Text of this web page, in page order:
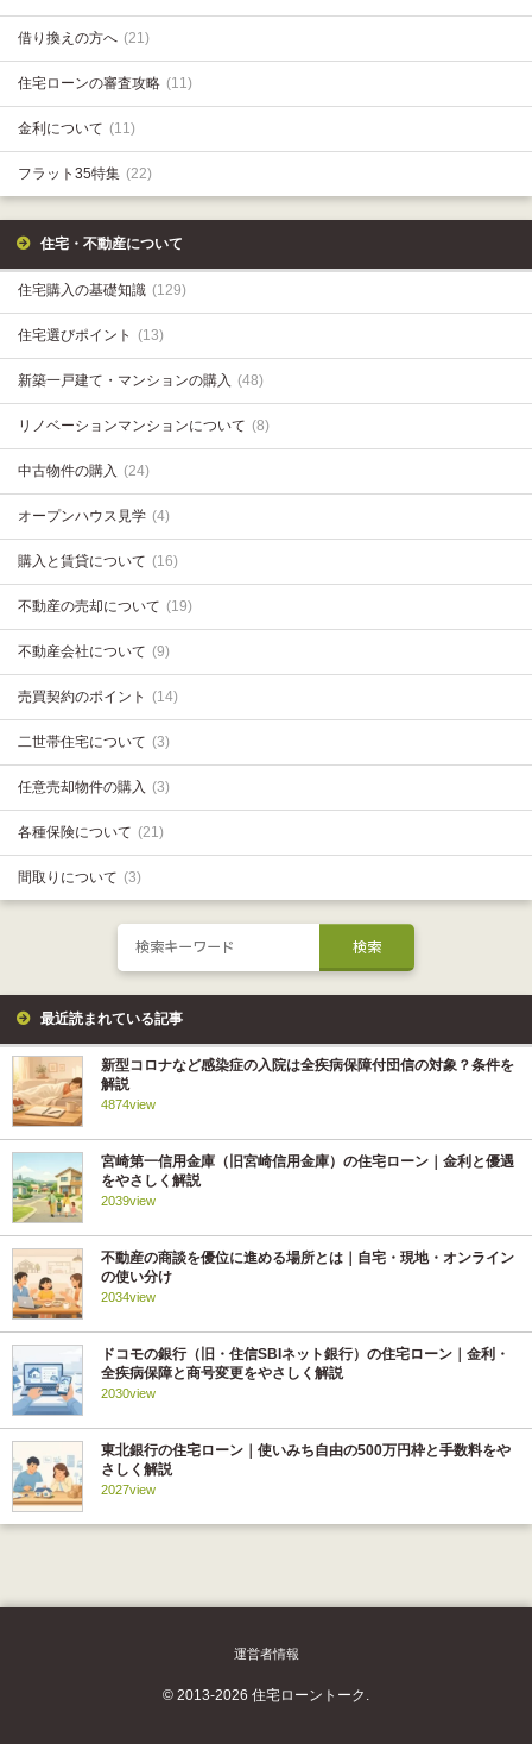
借り換えの方へ (21)
住宅ローンの審査攻略 (11)
金利について (11)
フラット35特集 (22)
住宅・不動産について
住宅購入の基礎知識 (129)
住宅選びポイント (13)
新築一戸建て・マンションの購入 (48)
リノベーションマンションについて (8)
中古物件の購入 (24)
オープンハウス見学 (4)
購入と賃貸について (16)
不動産の売却について (19)
不動産会社について (9)
売買契約のポイント (14)
二世帯住宅について (3)
任意売却物件の購入 (3)
各種保険について (21)
間取りについて (3)
最近読まれている記事
新型コロナなど感染症の入院は全疾病保障付団信の対象？条件を
解説
4874view
宮崎第一信用金庫（旧宮崎信用金庫）の住宅ローン｜金利と優遇
をやさしく解説
2039view
不動産の商談を優位に進める場所とは｜自宅・現地・オンライン
の使い分け
2034view
ドコモの銀行（旧・住信SBIネット銀行）の住宅ローン｜金利・
全疾病保障と商号変更をやさしく解説
2030view
東北銀行の住宅ローン｜使いみち自由の500万円枠と手数料をや
さしく解説
2027view
運営者情報
© 2013-2026 住宅ローントーク.